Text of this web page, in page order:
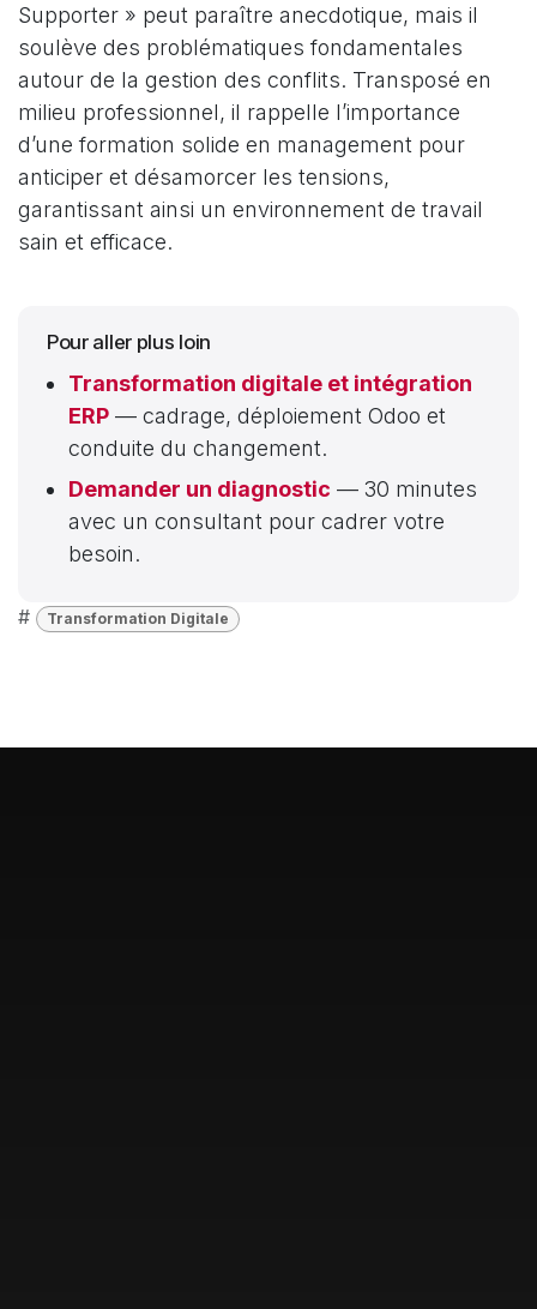
Supporter » peut paraître anecdotique, mais il
soulève des problématiques fondamentales
autour de la gestion des conflits. Transposé en
milieu professionnel, il rappelle l’importance
d’une formation solide en management pour
anticiper et désamorcer les tensions,
garantissant ainsi un environnement de travail
sain et efficace.
Pour aller plus loin
Transformation digitale et intégration
ERP — cadrage, déploiement Odoo et
conduite du changement.
Demander un diagnostic — 30 minutes
avec un consultant pour cadrer votre
besoin.
# Transformation Digitale